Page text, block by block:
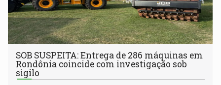
SOB SUSPEITA: Entrega de 286 máquinas em
Rondônia coincide com investigação sob
sigilo